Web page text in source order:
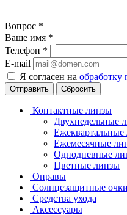
Вопрос *
Ваше имя *
Телефон *
E-mail
Я согласен на обработку
Сбросить
Контактные линзы
Двухнедельные
Ежеквартальные
Ежемесячные
Однодневные
Цветные линзы
Оправы
Солнцезащитные очки
Средства ухода
Аксессуары